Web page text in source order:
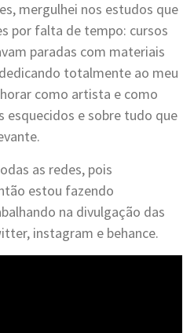
mergulhei nos estudos que
por falta de tempo: cursos
paradas com materiais
totalmente ao meu
como artista e como
esquecidos e sobre tudo que
as redes, pois
estou fazendo
na divulgação das
instagram e behance.